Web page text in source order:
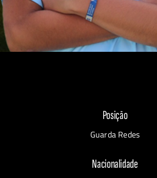
Posição
Guarda Redes
Nacionalidade